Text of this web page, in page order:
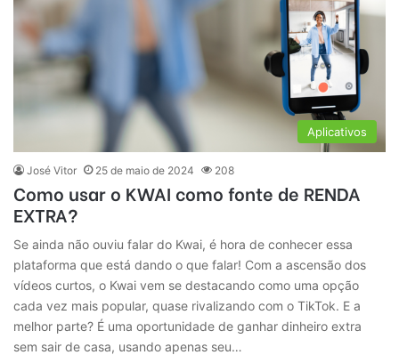
Aplicativos
José Vitor 25 de maio de 2024 208
Como usar o KWAI como fonte de RENDA
EXTRA?
Se ainda não ouviu falar do Kwai, é hora de conhecer essa
plataforma que está dando o que falar! Com a ascensão dos
vídeos curtos, o Kwai vem se destacando como uma opção
cada vez mais popular, quase rivalizando com o TikTok. E a
melhor parte? É uma oportunidade de ganhar dinheiro extra
sem sair de casa, usando apenas seu…